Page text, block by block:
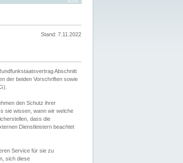
Stand: 7.11.2022
Abschnitt
der beiden Vorschriften sowie
den Schutz ihrer
sie wissen, wann wir welche
dass die
Dienstleistern beachtet
Service für sie zu
sich diese